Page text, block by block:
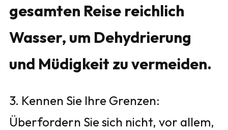
gesamten Reise reichlich
Wasser, um Dehydrierung
und Müdigkeit zu vermeiden.
3. Kennen Sie Ihre Grenzen:
Überfordern Sie sich nicht, vor allem,